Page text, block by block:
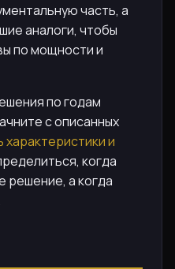
часть, а
аналоги, чтобы
по мощности и
по годам
с описанных
и
когда
решение, а когда